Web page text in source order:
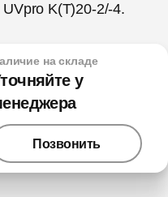
UVpro K(T)20-2/-4.
на складе
у
Позвонить